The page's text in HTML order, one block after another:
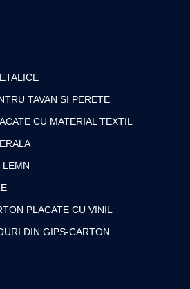
TAVAN SI PERETE
CU MATERIAL TEXTIL
LEMN
PLACATE CU VINIL
DIN GIPS-CARTON